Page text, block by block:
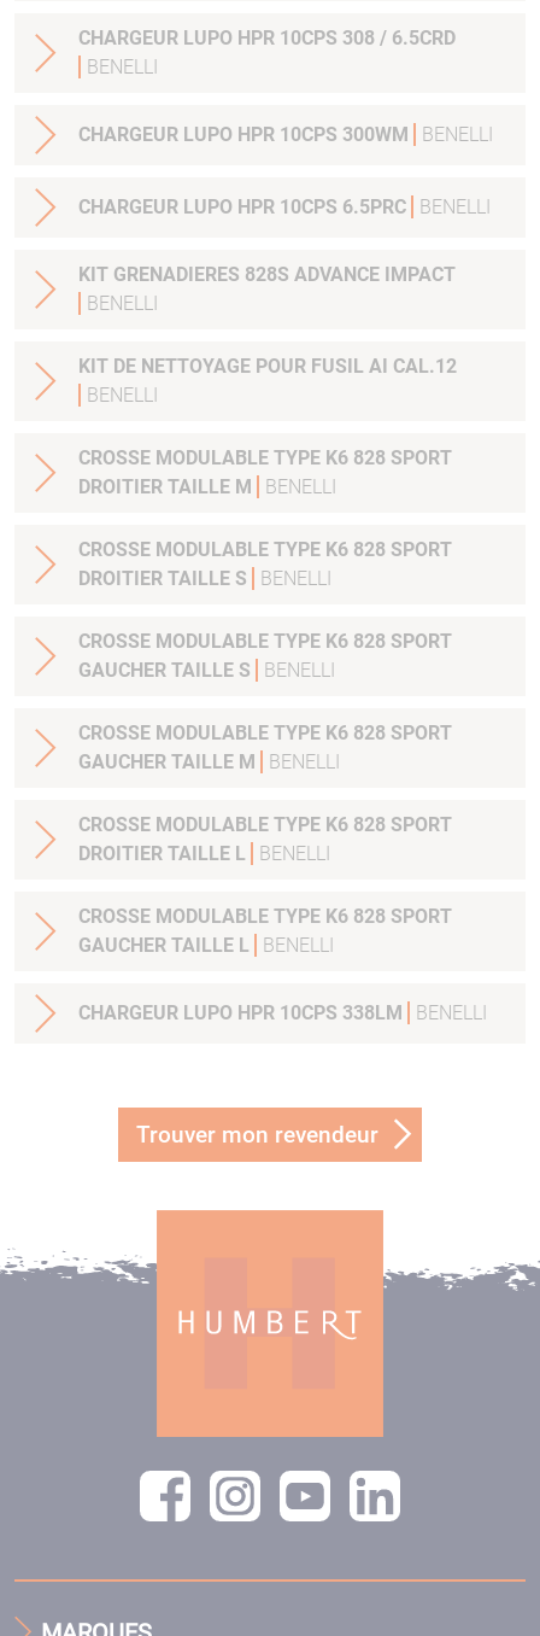
CHARGEUR LUPO HPR 10CPS 308 / 6.5CRD
BENELLI
CHARGEUR LUPO HPR 10CPS 300WM BENELLI
CHARGEUR LUPO HPR 10CPS 6.5PRC BENELLI
KIT GRENADIERES 828S ADVANCE IMPACT
BENELLI
KIT DE NETTOYAGE POUR FUSIL AI CAL.12
BENELLI
CROSSE MODULABLE TYPE K6 828 SPORT
DROITIER TAILLE M
BENELLI
CROSSE MODULABLE TYPE K6 828 SPORT
DROITIER TAILLE S
BENELLI
CROSSE MODULABLE TYPE K6 828 SPORT
GAUCHER TAILLE S
BENELLI
CROSSE MODULABLE TYPE K6 828 SPORT
GAUCHER TAILLE M
BENELLI
CROSSE MODULABLE TYPE K6 828 SPORT
DROITIER TAILLE L
BENELLI
CROSSE MODULABLE TYPE K6 828 SPORT
GAUCHER TAILLE L
BENELLI
CHARGEUR LUPO HPR 10CPS 338LM BENELLI
Trouver mon revendeur